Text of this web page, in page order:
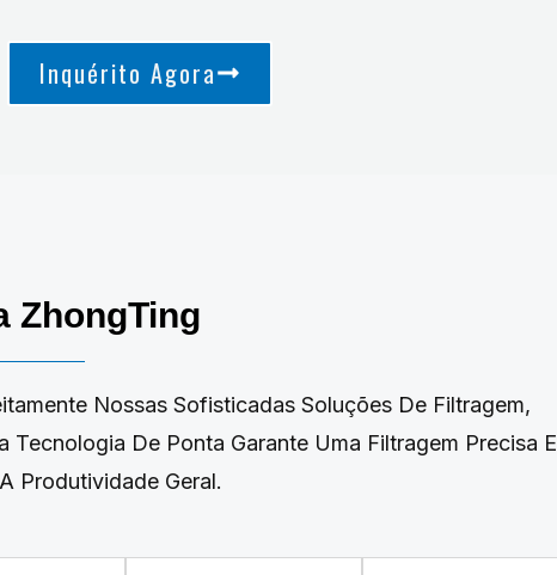
Inquérito Agora
ZhongTing
Nossas Sofisticadas Soluções De Filtragem,
De Ponta Garante Uma Filtragem Precisa E
Produtividade Geral.